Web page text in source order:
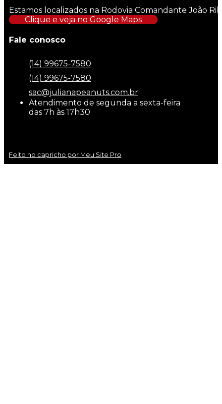
Estamos localizados na Rodovia Comandante João
Clique e veja no Google Maps
Fale conosco
(14) 99675-7580
(14) 99675-7580
sac@julianapeanuts.com.br
Atendimento de segunda a sexta-feira
das 7h às 17h30
Feito no capricho por Meu Site Pro